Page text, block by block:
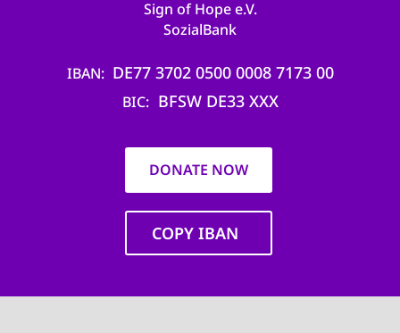
Sign of Hope e.V.
SozialBank
IBAN DE77 3702 0500 0008 7173 00
BIC BFSW DE33 XXX
DONATE NOW
COPY IBAN